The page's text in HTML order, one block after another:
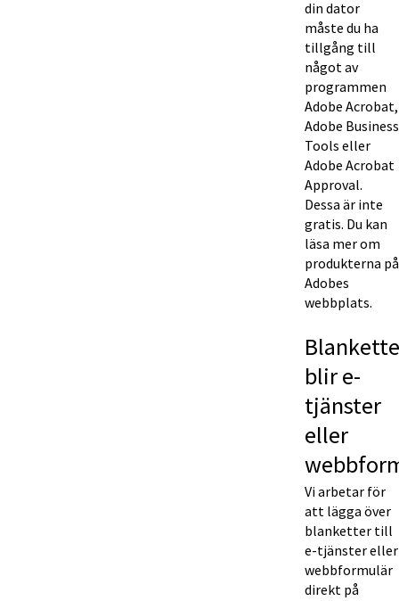
din dator
måste du ha
tillgång till
något av
programmen
Adobe Acrobat,
Adobe Business
Tools eller
Adobe Acrobat
Approval.
Dessa är inte
gratis. Du kan
läsa mer om
produkterna på
Adobes
webbplats.
blir e-
tjänster
eller
Vi arbetar för
att lägga över
blanketter till
e-tjänster eller
webbformulär
direkt på